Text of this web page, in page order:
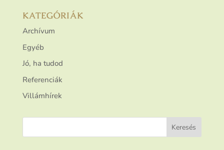
KATEGÓRIÁK
Archívum
Egyéb
Jó, ha tudod
Referenciák
Villámhírek